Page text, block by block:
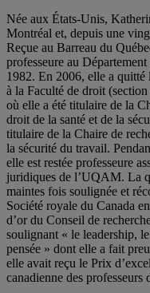
Née aux États-Unis,
Montréal et, depuis une
Reçue au Barreau du
professeure au
1982. En 2006, elle a
à la Faculté de droit
où elle a été titulaire de la
droit de la santé et de la
titulaire de la Chaire de
la sécurité du travail.
elle est restée professeure
juridiques de l’UQAM. La
maintes fois soulignée et
Société royale du Canada
d’or du Conseil de
soulignant « le leadership,
pensée » dont elle a fait
elle avait reçu le Prix
canadienne des professeurs